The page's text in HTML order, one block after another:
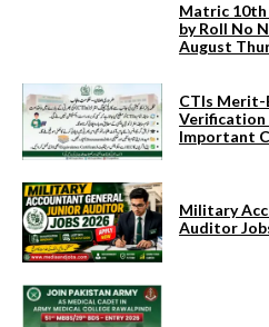
Matric 10th
by Roll No
August
CTIs Merit-
Verification
Important
Military
Auditor